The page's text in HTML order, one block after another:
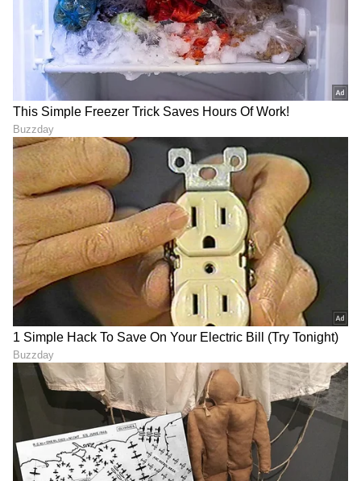
ABOUT THE AUTHOR
PD Pavna Das
ಮೂಲತಃ ಮಂಗಳೂರಿನವಳು. ಮಂಗಳೂರು ವಿಶ್ವವಿದ್ಯಾನಿಲಯದ
ಪತ್ರಿಕೋದ್ಯಮದ ಸ್ನಾತಕೋತ್ತರ ಪದವಿ . ಕಳೆದ 12 ವರ್ಷಗಳಿಂದ
ಪತ್ರಿಕೆ ಹಾಗೂ ಡಿಜಿಟಲ್ ಮಾಧ್ಯಮಗಳಲ್ಲಿ ಕೆಲಸ . ಸುದ್ದಿ ಬಿಡುಗಡೆ,
ಗಲ್ಫ್ ಕನ್ನಡಿಗ, ಈ ಟಿವಿ ಭಾರತ್, ಕನ್ನಡ ನ್ಯೂಸ್ ನೌ,
ವಿಜಯಕರ್ನಾಟಕದಲ್ಲಿ ಕೆಲಸ ಮಾಡಿದ ಅನುಭವ. ಈಗ ಏಷ್ಯಾನೆಟ್
ಸುವರ್ಣದಲ್ಲಿ ಫ್ರೀಲಾನ್ಸರ್ . ಮನೋರಂಜನೆ, ಲೈಫ್ ಸ್ಟೈಲ್, ಟ್ರಾವೆಲ್
ಬರವಣಿಗೆ ಇಷ್ಟ.
ಸೀರಿಯಲ್ ಶೂಟಿಂಗ್ ಕಲರ್ಸ್ ಕನ್ನಡ ಮನರಂಜನಾ ಸುದ್ದಿ
ಕನ್ನಡ ಸಿನಿಮಾ (Kannada Cinema News), ಟಿವಿ
ಕಾರ್ಯಕ್ರಮಗಳು (Kannada TV Shows), ಸೆಲೆಬ್ರಿಟಿ
ಸುದ್ದಿಗಳು ಮತ್ತು ಇತ್ತೀಚಿನ ಸುದ್ದಿಗಳಿಗಾಗಿ ಏಷ್ಯಾನೆಟ್
ಸುವರ್ಣ ನ್ಯೂಸ್‌ನಲ್ಲಿ ಮನರಂಜನಾ ವಿಭಾಗ ನೋಡಿ.